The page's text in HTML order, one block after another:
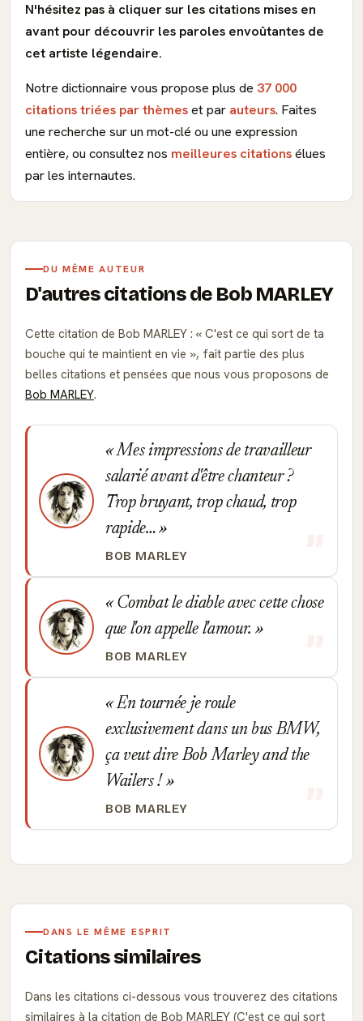
N'hésitez pas à cliquer sur les citations mises en
avant pour découvrir les paroles envoûtantes de
cet artiste légendaire.
Notre dictionnaire vous propose plus de 37 000
citations triées par thèmeset par auteurs. Faites
une recherche sur un mot-clé ou une expression
entière, ou consultez nos meilleures citationsélues
par les internautes.
DU MÊME AUTEUR
D'autres citations de Bob MARLEY
Cette citation de Bob MARLEY :
C'est ce qui sort de ta
bouche qui te maintient en vie
, fait partie des plus
belles citations et pensées que nous vous proposons de
Bob MARLEY.
Mes impressions de travailleur
salarié avant d'être chanteur ?
Trop bruyant, trop chaud, trop
rapide…
BOB MARLEY
Combat le diable avec cette chose
que l'on appelle l'amour.
BOB MARLEY
En tournée je roule
exclusivement dans un bus BMW,
ça veut dire Bob Marley and the
Wailers !
BOB MARLEY
DANS LE MÊME ESPRIT
Citations similaires
Dans les citations ci-dessous vous trouverez des citations
similaires à la citation de Bob MARLEY (C'est ce qui sort